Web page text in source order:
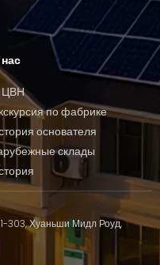
по фабрике
основателя
склады
303, Хуаньши Мидл Роуд,